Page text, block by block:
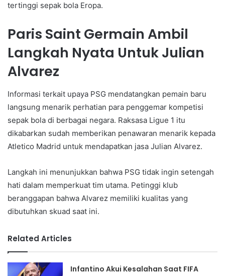
tertinggi sepak bola Eropa.
Paris Saint Germain Ambil
Langkah Nyata Untuk Julian
Alvarez
Informasi terkait upaya PSG mendatangkan pemain baru
langsung menarik perhatian para penggemar kompetisi
sepak bola di berbagai negara. Raksasa Ligue 1 itu
dikabarkan sudah memberikan penawaran menarik kepada
Atletico Madrid untuk mendapatkan jasa Julian Alvarez.
Langkah ini menunjukkan bahwa PSG tidak ingin setengah
hati dalam memperkuat tim utama. Petinggi klub
beranggapan bahwa Alvarez memiliki kualitas yang
dibutuhkan skuad saat ini.
Related Articles
Infantino Akui Kesalahan Saat FIFA